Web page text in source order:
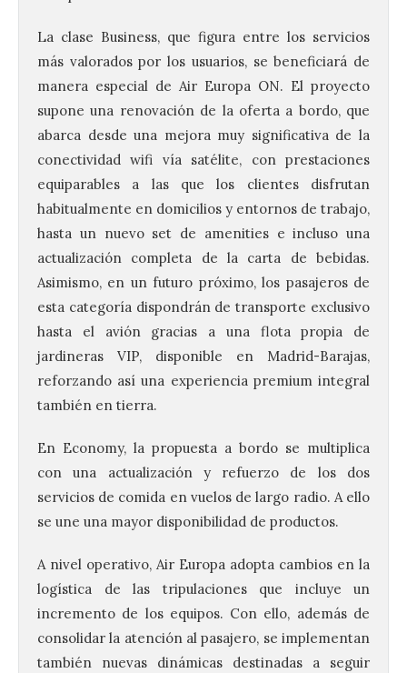
La clase Business, que figura entre los servicios
más valorados por los usuarios, se beneficiará de
manera especial de Air Europa ON. El proyecto
supone una renovación de la oferta a bordo, que
abarca desde una mejora muy significativa de la
conectividad wifi vía satélite, con prestaciones
equiparables a las que los clientes disfrutan
habitualmente en domicilios y entornos de trabajo,
hasta un nuevo set de amenities e incluso una
actualización completa de la carta de bebidas.
Asimismo, en un futuro próximo, los pasajeros de
esta categoría dispondrán de transporte exclusivo
hasta el avión gracias a una flota propia de
jardineras VIP, disponible en Madrid-Barajas,
reforzando así una experiencia premium integral
también en tierra.
En Economy, la propuesta a bordo se multiplica
con una actualización y refuerzo de los dos
servicios de comida en vuelos de largo radio. A ello
se une una mayor disponibilidad de productos.
A nivel operativo, Air Europa adopta cambios en la
logística de las tripulaciones que incluye un
incremento de los equipos. Con ello, además de
consolidar la atención al pasajero, se implementan
también nuevas dinámicas destinadas a seguir